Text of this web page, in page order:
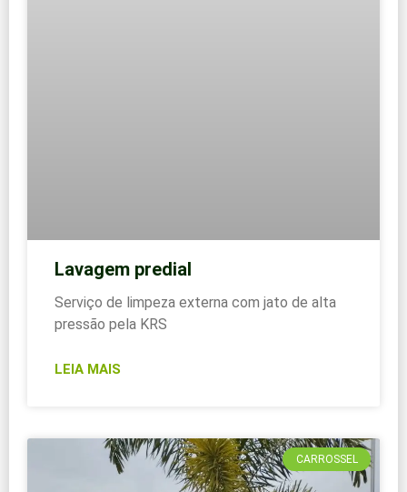
Lavagem predial
Serviço de limpeza externa com jato de alta
pressão pela KRS
LEIA MAIS
CARROSSEL